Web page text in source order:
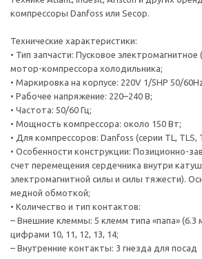
компрессоры Danfoss или Secop.
Технические характеристики:
• Тип запчасти: Пусковое
мотор-компрессора холодильника;
• Маркировка на корпусе: 220V 1/5HP 50/
• Рабочее напряжение: 220–240 В;
• Частота: 50/60 Гц;
• Мощность компрессора: около 150 Вт;
• Для компрессоров: Danfoss (серии TL, TLS,
• Особенности конструкции: Позиционно-
счет перемещения сердечника внутри
электромагнитной силы и силы тяжести).
медной обмоткой;
• Количество и тип контактов:
– Внешние клеммы: 5 клемм типа «папа»
цифрами 10, 11, 12, 13, 14;
– Внутренние контакты: 3 гнезда для посад